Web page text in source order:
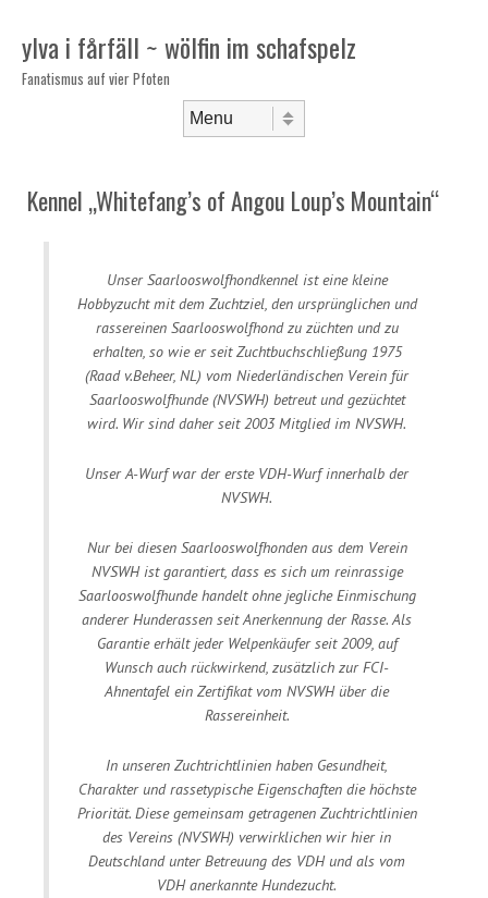
ylva i fårfäll ~ wölfin im schafspelz
Fanatismus auf vier Pfoten
Kennel „Whitefang’s of Angou Loup’s Mountain“
Unser Saarlooswolfhondkennel ist eine kleine
Hobbyzucht mit dem Zuchtziel, den ursprünglichen und
rassereinen Saarlooswolfhond zu züchten und zu
erhalten, so wie er seit Zuchtbuchschließung 1975
(Raad v.Beheer, NL) vom Niederländischen Verein für
Saarlooswolfhunde (NVSWH) betreut und gezüchtet
wird. Wir sind daher seit 2003 Mitglied im NVSWH.
Unser A-Wurf war der erste VDH-Wurf innerhalb der
NVSWH.
Nur bei diesen Saarlooswolfhonden aus dem Verein
NVSWH ist garantiert, dass es sich um reinrassige
Saarlooswolfhunde handelt ohne jegliche Einmischung
anderer Hunderassen seit Anerkennung der Rasse. Als
Garantie erhält jeder Welpenkäufer seit 2009, auf
Wunsch auch rückwirkend, zusätzlich zur FCI-
Ahnentafel ein Zertifikat vom NVSWH über die
Rassereinheit.
In unseren Zuchtrichtlinien haben Gesundheit,
Charakter und rassetypische Eigenschaften die höchste
Priorität. Diese gemeinsam getragenen Zuchtrichtlinien
des Vereins (NVSWH) verwirklichen wir hier in
Deutschland unter Betreuung des VDH und als vom
VDH anerkannte Hundezucht.